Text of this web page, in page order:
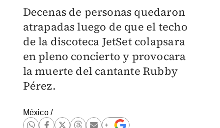
Decenas de personas quedaron
atrapadas luego de que el techo
de la discoteca JetSet colapsara
en pleno concierto y provocara
la muerte del cantante Rubby
Pérez.
México/